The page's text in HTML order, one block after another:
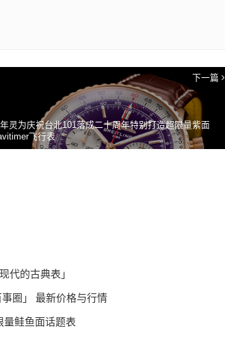
下一篇
灵为庆祝台北101落成二十周年特别打造超限量紫面
飞行表
代的古典表」
圈」 最新价格与行情
量鲑鱼面话题表